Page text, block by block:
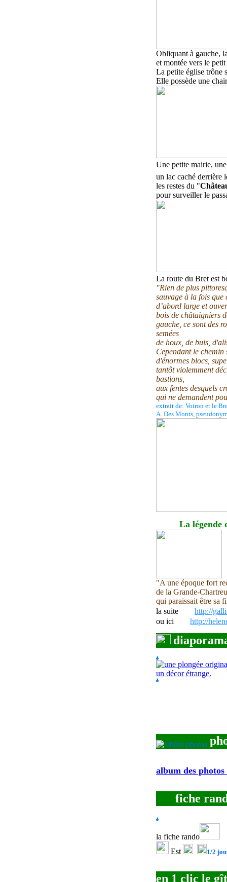
Obliquant à gauche,
et montée vers le
La petite église trône
Elle possède une
Une petite mairie,
un lac caché derrière
les restes du "
pour surveiller le
La route du Bret est
"Rien de plus
sauvage à la fois que
d’abord large et
bois de châtaigniers
gauche, ce sont des
semées
de houx, de buis,
Cependant le chemin
d'énormes blocs,
tantôt violemment
bastions,
aux fentes desquels
qui ne demandent
extrait de: Voiron et le
A. Des Monts,
La légende
"A une époque fort
de la Grande-
qui paraissait être sa
la suite
http://
ou ici
http://
album des
fiche
la fiche rando
Est
1/2
en 1 clic le